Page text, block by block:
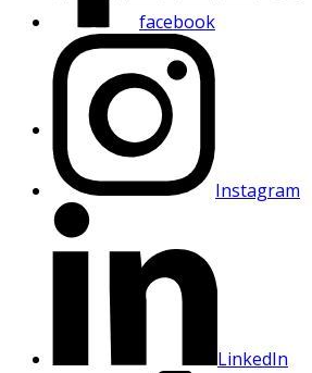
facebook
Instagram
LinkedIn